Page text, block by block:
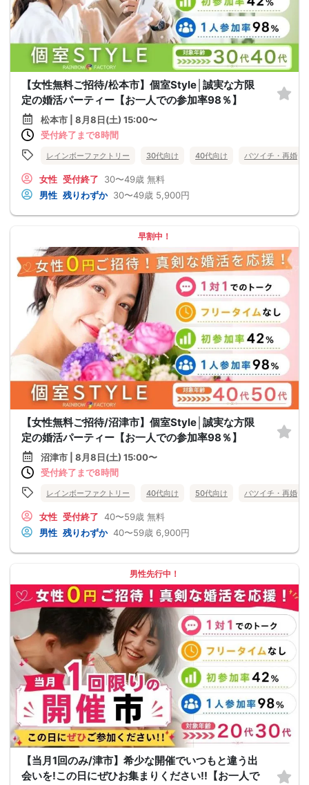
【女性無料ご招待/松本市】個室Style│誠実な方限
定の婚活パーティー【お一人での参加率98％】
松本市 | 8月8日(土) 15:00〜
受付終了まで8時間
レインボーファクトリー 30代向け 40代向け バツイチ・再婚
女性 受付終了 30〜49歳 無料
男性 残りわずか 30〜49歳 5,900円
早割中！
【女性無料ご招待/沼津市】個室Style│誠実な方限
定の婚活パーティー【お一人での参加率98％】
沼津市 | 8月8日(土) 15:00〜
受付終了まで8時間
レインボーファクトリー 40代向け 50代向け バツイチ・再婚
女性 受付終了 40〜59歳 無料
男性 残りわずか 40〜59歳 6,900円
男性先行中！
【当月1回のみ/津市】希少な開催でいつもと違う出
会いを!この日にぜひお集まりください!!【お一人で